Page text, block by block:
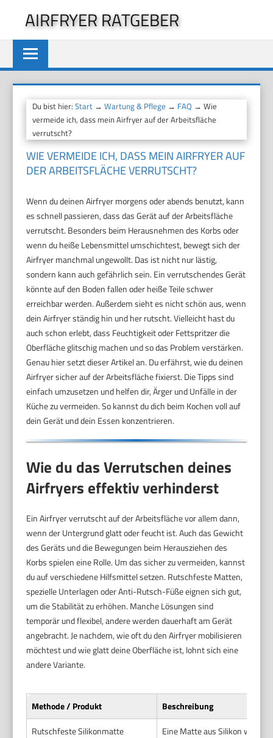
springen
AIRFRYER RATGEBER
Du bist hier:Start →Wartung & Pflege → FAQ → Wie
vermeide ich, dass mein Airfryer auf der Arbeitsfläche
verrutscht?
WIE VERMEIDE ICH, DASS MEIN AIRFRYER AUF
DER ARBEITSFLÄCHE VERRUTSCHT?
Wenn du deinen Airfryer morgens oder abends benutzt, kann
es schnell passieren, dass das Gerät auf der Arbeitsfläche
verrutscht. Besonders beim Herausnehmen des Korbs oder
wenn du heiße Lebensmittel umschichtest, bewegt sich der
Airfryer manchmal ungewollt. Das ist nicht nur lästig,
sondern kann auch gefährlich sein. Ein verrutschendes Gerät
könnte auf den Boden fallen oder heiße Teile schwer
erreichbar werden. Außerdem sieht es nicht schön aus, wenn
dein Airfryer ständig hin und her rutscht. Vielleicht hast du
auch schon erlebt, dass Feuchtigkeit oder Fettspritzer die
Oberfläche glitschig machen und so das Problem verstärken.
Genau hier setzt dieser Artikel an. Du erfährst, wie du deinen
Airfryer sicher auf der Arbeitsfläche fixierst. Die Tipps sind
einfach umzusetzen und helfen dir, Ärger und Unfälle in der
Küche zu vermeiden. So kannst du dich beim Kochen voll auf
dein Gerät und dein Essen konzentrieren.
Wie du das Verrutschen deines
Airfryers effektiv verhinderst
Ein Airfryer verrutscht auf der Arbeitsfläche vor allem dann,
wenn der Untergrund glatt oder feucht ist. Auch das Gewicht
des Geräts und die Bewegungen beim Herausziehen des
Korbs spielen eine Rolle. Um das sicher zu vermeiden, kannst
du auf verschiedene Hilfsmittel setzen. Rutschfeste Matten,
spezielle Unterlagen oder Anti-Rutsch-Füße eignen sich gut,
um die Stabilität zu erhöhen. Manche Lösungen sind
temporär und flexibel, andere werden dauerhaft am Gerät
angebracht. Je nachdem, wie oft du den Airfryer mobilisieren
möchtest und wie glatt deine Oberfläche ist, lohnt sich eine
andere Variante.
Methode / Produkt
Beschreibung
Rutschfeste Silikonmatte
Eine Matte aus Silikon wird